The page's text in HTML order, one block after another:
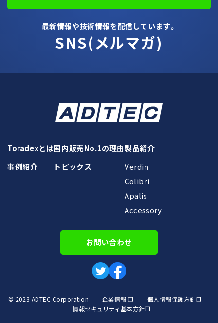
最新情報や技術情報を配信しています。
SNS(メルマガ)
Toradexとは
事例紹介
国内販売No.1の理由
トピックス
製品紹介
Verdin
Colibri
Apalis
Accessory
お問い合わせ
© 2023 ADTEC Corporation 企業情報 ❐
個人情報保護方針❐
情報セキュリティ基本方針❐